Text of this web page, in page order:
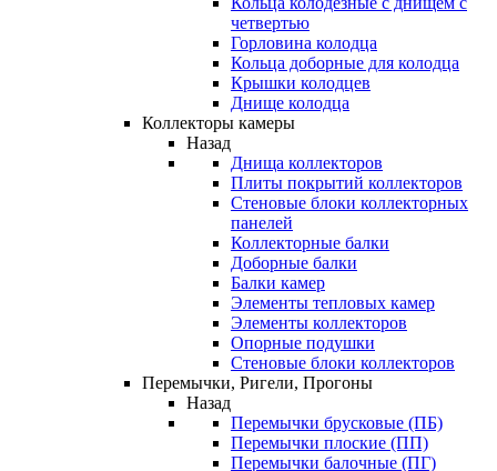
четвертью
Горловина колодца
Кольца доборные для колодца
Крышки колодцев
Днище колодца
Коллекторы камеры
Назад
Днища коллекторов
Плиты покрытий коллекторов
Стеновые блоки коллекторных
панелей
Коллекторные балки
Доборные балки
Балки камер
Элементы тепловых камер
Элементы коллекторов
Опорные подушки
Стеновые блоки коллекторов
Перемычки, Ригели, Прогоны
Назад
Перемычки брусковые (ПБ)
Перемычки плоские (ПП)
Перемычки балочные (ПГ)